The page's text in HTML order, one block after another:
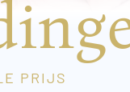
PRIJS